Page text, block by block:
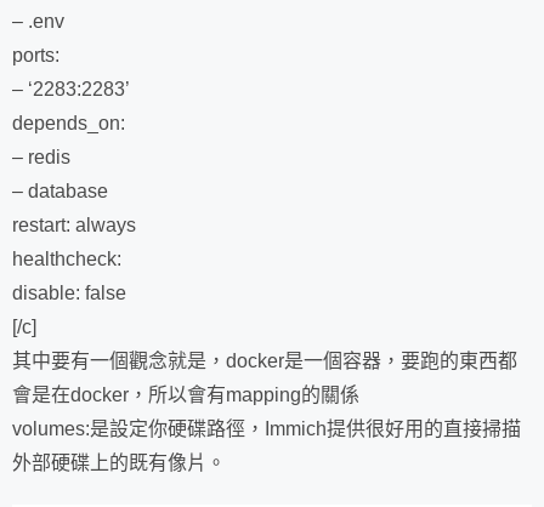
– .env
ports:
– ‘2283:2283’
depends_on:
– redis
– database
restart: always
healthcheck:
disable: false
[/c]
其中要有一個觀念就是，docker是一個容器，要跑的東西都
會是在docker，所以會有mapping的關係
volumes:是設定你硬碟路徑，Immich提供很好用的直接掃描
外部硬碟上的既有像片。